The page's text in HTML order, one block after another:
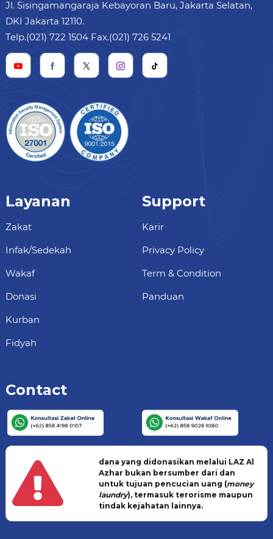
Jl. Sisingamangaraja Kebayoran Baru, Jakarta Selatan,
DKI Jakarta 12110.
Telp.(021) 722 1504 Fax.(021) 726 5241
Layanan
Zakat
Infak/Sedekah
Wakaf
Donasi
Kurban
Fidyah
Support
Karir
Privacy Policy
Term & Condition
Panduan
Contact
dana yang didonasikan melalui LAZ Al
Azhar bukan bersumber dari dan
untuk tujuan pencucian uang (money
laundry), termasuk terorisme maupun
tindak kejahatan lainnya.